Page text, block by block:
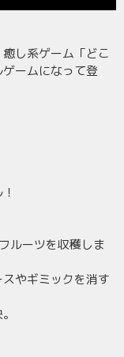
し系ゲーム「どこ
ームになって登
ルーツを収穫しま
やギミックを消す